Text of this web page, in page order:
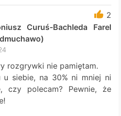
2
Curuś-Bachleda Farel
rozgrywki nie pamiętam.
u siebie, na 30% ni mniej ni
czy polecam? Pewnie, że